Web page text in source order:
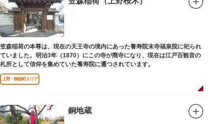
笠森稲荷の本尊は、現在の天王寺の境内にあった養寿院末寺福泉院に祀られ
ていました。明治3年（1870）にこの寺が廃寺になり、現在は江戸百観音の
札所として信仰を集めていた養寿院に遷つされています。
上野・御徒町エリア
銅地蔵